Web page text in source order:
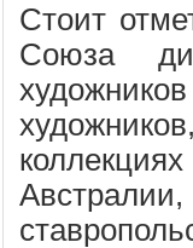
Стоит
Союза